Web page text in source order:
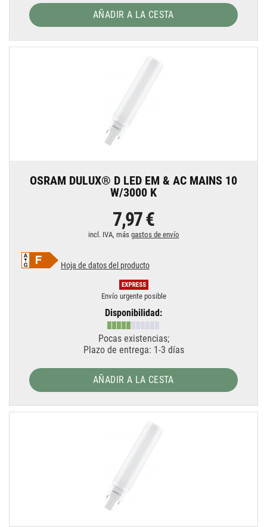
AÑADIR A LA CESTA
OSRAM DULUX® D LED EM & AC MAINS 10
W/3000 K
7,97 €
incl. IVA, más gastos de envío
Hoja de datos del producto
Envío urgente posible
Disponibilidad:
Pocas existencias;
Plazo de entrega: 1-3 días
AÑADIR A LA CESTA